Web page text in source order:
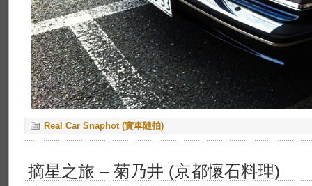
Real Car Snaphot (實車隨拍)
摘星之旅 – 菊乃井 (京都懷石料理)